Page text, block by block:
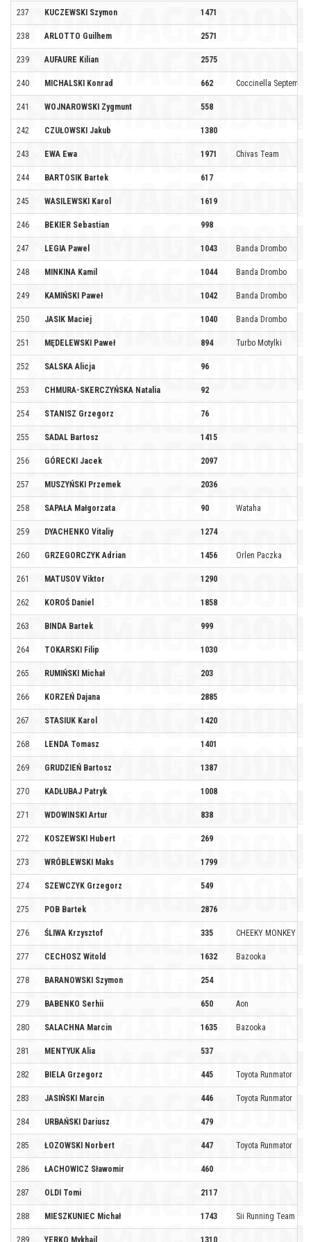
237 KUCZEWSKI Szymon 1471
238 ARLOTTO Guilhem 2571
239 AUFAURE Kilian 2575
240 MICHALSKI Konrad 662 Coccinella
241 WOJNAROWSKI Zygmunt 558
242 CZUŁOWSKI Jakub 1380
243 EWA Ewa 1971 Chivas Team
244 BARTOSIK Bartek 617
245 WASILEWSKI Karol 1619
246 BEKIER Sebastian 998
247 LEGIA Pawel 1043 Banda Drombo
248 MINKINA Kamil 1044 Banda Drombo
249 KAMIŃSKI Paweł 1042 Banda Drombo
250 JASIK Maciej 1040 Banda Drombo
251 MĘDELEWSKI Paweł 894 Turbo Motylki
252 SALSKA Alicja 96
253 CHMURA-SKERCZYŃSKA Natalia 92
254 STANISZ Grzegorz 76
255 SADAL Bartosz 1415
256 GÓRECKI Jacek 2097
257 MUSZYŃSKI Przemek 2036
258 SAPAŁA Małgorzata 90 Wataha
259 DYACHENKO Vitaliy 1274
260 GRZEGORCZYK Adrian 1456 Orlen Paczka
261 MATUSOV Viktor 1290
262 KOROŚ Daniel 1858
263 BINDA Bartek 999
264 TOKARSKI Filip 1030
265 RUMIŃSKI Michał 203
266 KORZEŃ Dajana 2885
267 STASIUK Karol 1420
268 LENDA Tomasz 1401
269 GRUDZIEŃ Bartosz 1387
270 KADŁUBAJ Patryk 1008
271 WDOWINSKI Artur 838
272 KOSZEWSKI Hubert 269
273 WRÓBLEWSKI Maks 1799
274 SZEWCZYK Grzegorz 549
275 POB Bartek 2876
276 ŚLIWA Krzysztof 335 CHEEKY MONKEY
277 CECHOSZ Witold 1632 Bazooka
278 BARANOWSKI Szymon 254
279 BABENKO Serhii 650 Aon
280 SALACHNA Marcin 1635 Bazooka
281 MENTYUK Alia 537
282 BIELA Grzegorz 445 Toyota Runmator
283 JASIŃSKI Marcin 446 Toyota Runmator
284 URBAŃSKI Dariusz 479
285 ŁOZOWSKI Norbert 447 Toyota Runmator
286 ŁACHOWICZ Sławomir 460
287 OLDI Tomi 2117
288 MIESZKUNIEC Michał 1743 Sii Running Team
289 YERKO Mykhail 1310